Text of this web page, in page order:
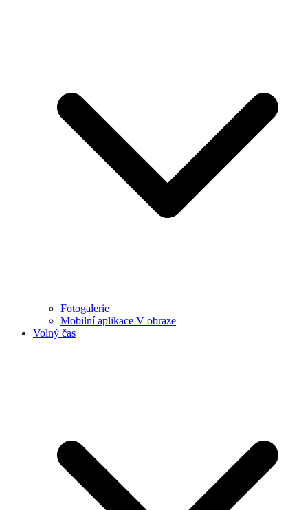
Fotogalerie
Mobilní aplikace V obraze
Volný čas